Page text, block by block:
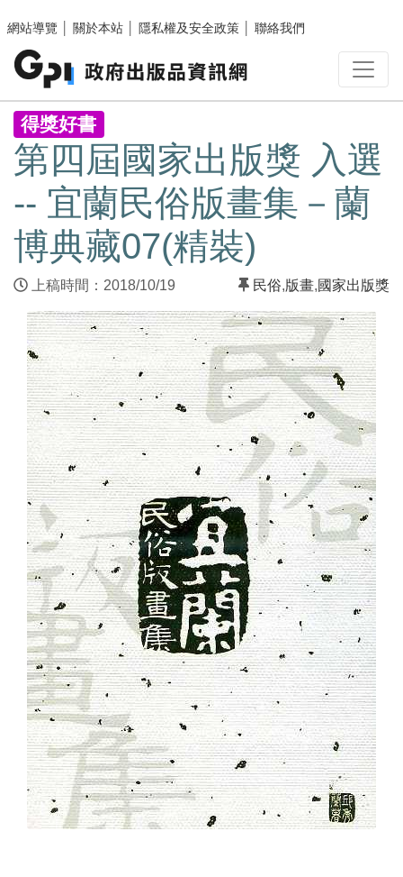
網站導覽
關於本站 隱私權及安全政策 聯絡我們
:::
得獎好書
第四屆國家出版獎 入選
-- 宜蘭民俗版畫集－蘭
博典藏07(精裝)
上稿時間：2018/10/19 民俗,版畫,國家出版獎